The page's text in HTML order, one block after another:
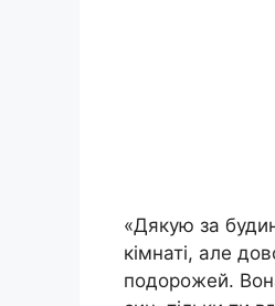
«Дякую за
кімнаті, але
подорожей.